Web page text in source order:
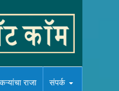
राजा संपर्क